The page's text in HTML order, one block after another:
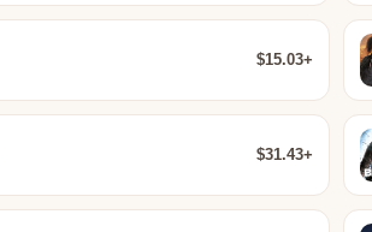
$15.03+
$31.43+